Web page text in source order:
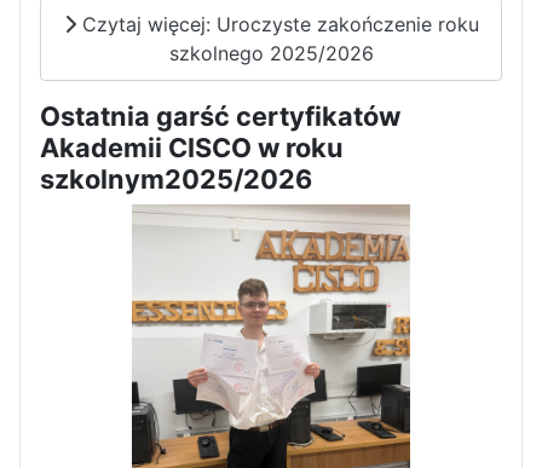
Informatycy zapraszają do
Staszica w Iłży!
Zakończenie roku maturzystów
Czytaj więcej: Uroczyste zakończenie roku
szkolnego 2025/2026
Ostatnia garść certyfikatów
Akademii CISCO w roku
szkolnym2025/2026